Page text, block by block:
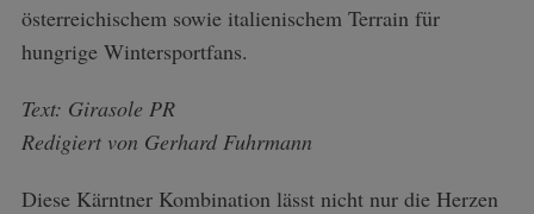
österreichischem sowie italienischem Terrain für
hungrige Wintersportfans.
Text: Girasole PR
Redigiert von Gerhard Fuhrmann
Diese Kärntner Kombination lässt nicht nur die Herzen